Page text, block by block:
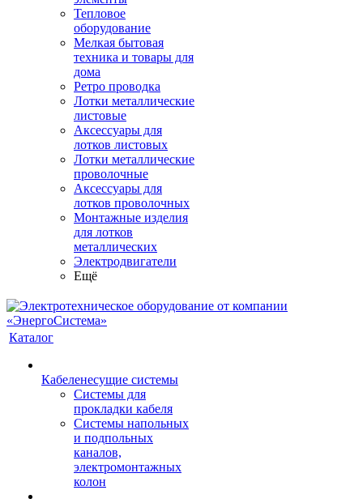
Тепловое
оборудование
Мелкая бытовая
техника и товары для
дома
Ретро проводка
Лотки металлические
листовые
Аксессуары для
лотков листовых
Лотки металлические
проволочные
Аксессуары для
лотков проволочных
Монтажные изделия
для лотков
металлических
Электродвигатели
Ещё
Каталог
Кабеленесущие системы
Системы для
прокладки кабеля
Системы напольных
и подпольных
каналов,
электромонтажных
колон